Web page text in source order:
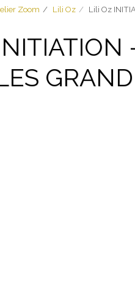
Zoom Lili Oz Lili Oz